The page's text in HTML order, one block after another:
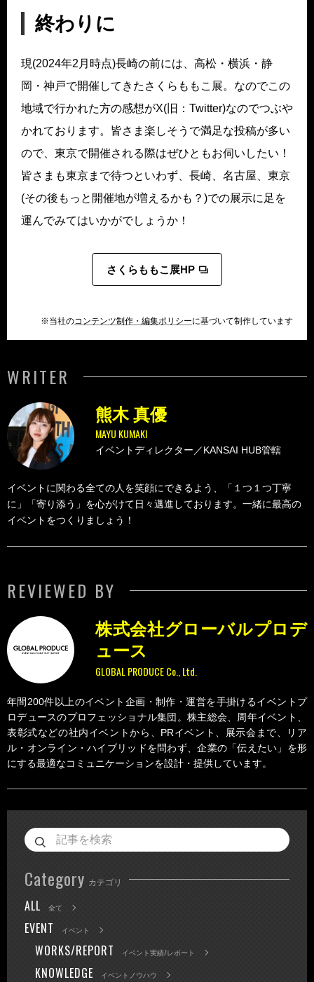
終わりに
現(2024年2月時点)長崎の前には、高松・横浜・静
岡・神戸で開催してきたさくらももこ展。なのでこの
地域で行かれた方の感想がX(旧：Twitter)なのでつぶや
かれております。皆さま楽しそうで満足な投稿が多い
ので、東京で開催される際はぜひともお伺いしたい！
皆さまも東京まで待つといわず、長崎、名古屋、東京
(その後もっと開催地が増えるかも？)での展示に足を
運んでみてはいかがでしょうか！
さくらももこ展HP
※当社のコンテンツ制作・編集ポリシーに基づいて制作しています
WRITER
MAYU KUMAKI
熊木 真優
イベントディレクター／KANSAI HUB管轄
イベントに関わる全ての人を笑顔にできるよう、「１つ１つ丁寧
に」「寄り添う」を心がけて日々邁進しております。一緒に最高の
イベントをつくりましょう！
REVIEWED BY
GLOBAL PRODUCE Co., Ltd.
株式会社グローバルプロデ
ュース
年間200件以上のイベント企画・制作・運営を手掛けるイベントプ
ロデュースのプロフェッショナル集団。株主総会、周年イベント、
表彰式などの社内イベントから、PRイベント、展示会まで、リア
ル・オンライン・ハイブリッドを問わず、企業の「伝えたい」を形
にする最適なコミュニケーションを設計・提供しています。
Category カテゴリ
ALL 全て
EVENT イベント
WORKS/REPORT イベント実績/レポート
KNOWLEDGE イベントノウハウ